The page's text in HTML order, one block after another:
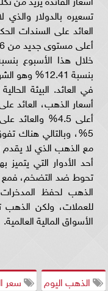
تسعيره بالدولار
بنسبة
في العائد. البيئة
أسعار الذهب، العائد
أعلى 4.5%
5%، وبالتالي هناك
مع الذهب الذي لا يقدم
أحد الأدوار التي
تحوط ضد التضخم، فمع
الذهب لحفظ
للعملات، ولكن
الأسواق المالية العالمية.
الذهب اليوم سعر